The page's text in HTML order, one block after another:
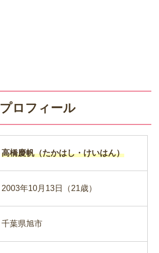
ロフィール
高橋慶帆（たかはし・けいはん）
2003年10月13日（21歳）
千葉県旭市